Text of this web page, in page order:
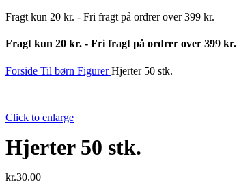
Fragt kun 20 kr. - Fri fragt på ordrer over 399 kr.
Fragt kun 20 kr. - Fri fragt på ordrer over 399 kr.
Forside Til børn FigurerHjerter 50 stk.
Click to enlarge
Hjerter 50 stk.
kr.30.00